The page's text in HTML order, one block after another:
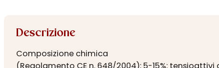
Descrizione
Composizione chimica
(Regolamento CE n. 648/2004): 5-15%: